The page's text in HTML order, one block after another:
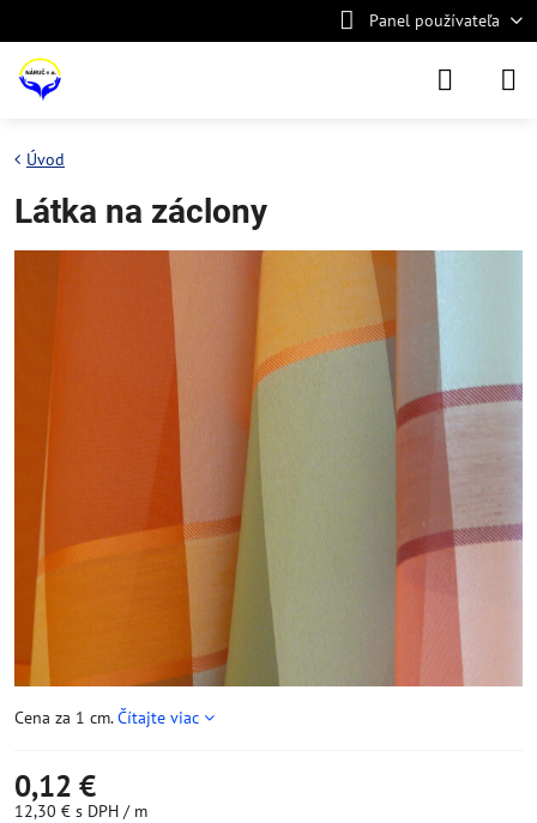
Panel používateľa
Úvod
Látka na záclony
Cena za 1 cm.Čítajte viac
0,12 €
12,30 € s DPH / m